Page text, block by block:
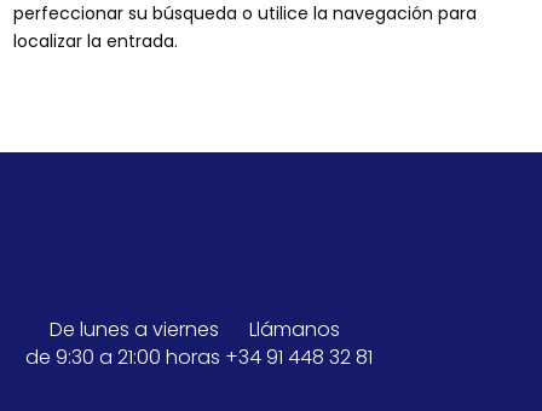
perfeccionar su búsqueda o utilice la navegación para
localizar la entrada.
De lunes a viernes
de 9:30 a 21:00 horas
Llámanos
+34 91 448 32 81